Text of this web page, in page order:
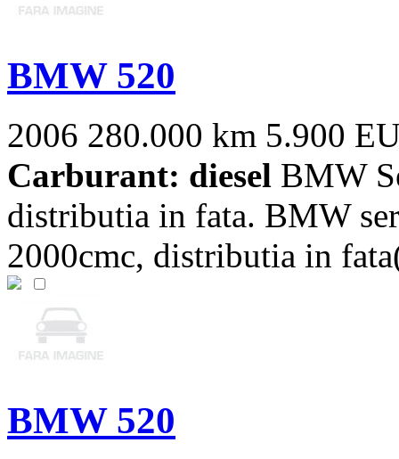
BMW 520
2006 280.000 km 5.900
Carburant: diesel BMW
distributia in fata. BMW
2000cmc, distributia in
BMW 520